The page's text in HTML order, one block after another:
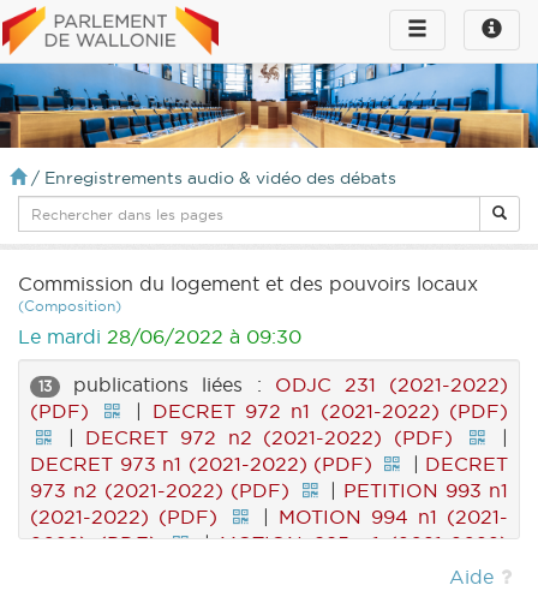
Toggle
infos
Toggle
navigation
/ Enregistrements audio & vidéo des débats
Commission du logement et des pouvoirs locaux
(Composition)
Le mardi 28/06/2022 à 09:30
13 publications liées : ODJC 231 (2021-2022)
(PDF)
| DECRET 972 n1 (2021-2022) (PDF)
| DECRET 972 n2 (2021-2022) (PDF)
|
DECRET 973 n1 (2021-2022) (PDF)
| DECRET
973 n2 (2021-2022) (PDF)
| PETITION 993 n1
(2021-2022) (PDF)
| MOTION 994 n1 (2021-
2022) (PDF)
|MOTION 995 n1 (2021-2022)
DECRET 972 n3 (2021-2022) (PDF)
Aide